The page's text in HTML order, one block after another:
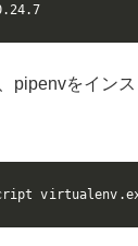
pipenvをイン
script